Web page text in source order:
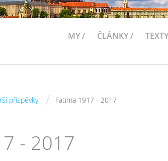
MY / ČLÁNKY /
příspěvky / Fatima 1917 - 2017
- 2017